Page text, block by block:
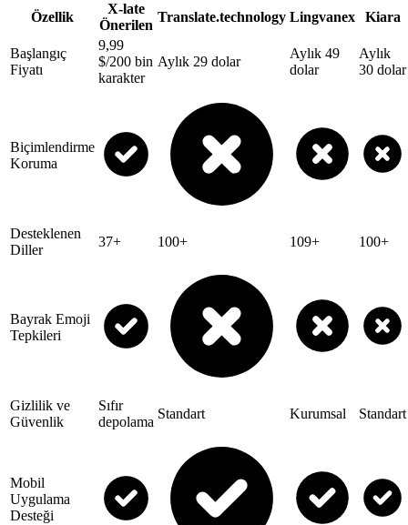
Özellik
X-late
Önerilen
Translate.technology Lingvanex Kiara
Başlangıç
Fiyatı
9,99
$/200 bin
karakter
Aylık 29 dolar
Aylık 49
dolar
Aylık
30 dolar
Biçimlendirme
Koruma
Desteklenen
Diller
37+ 100+ 109+ 100+
Bayrak Emoji
Tepkileri
Gizlilik ve
Güvenlik
Sıfır
depolama
Standart Kurumsal Standart
Mobil
Uygulama
Desteği